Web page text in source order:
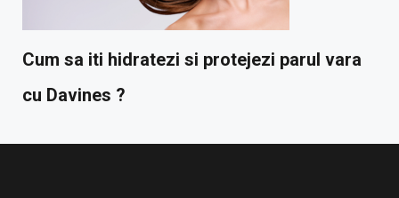
Cum sa iti hidratezi si protejezi parul vara
cu Davines ?